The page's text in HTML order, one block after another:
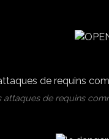
attaques de requins